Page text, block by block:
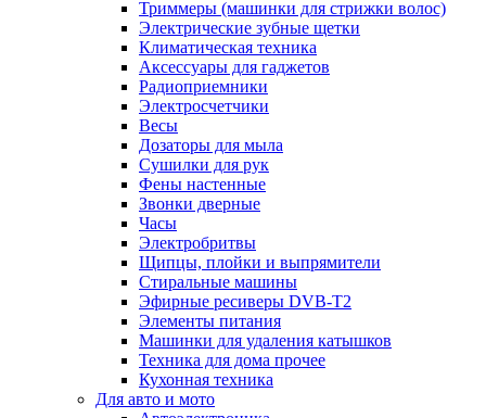
Триммеры (машинки для стрижки волос)
Электрические зубные щетки
Климатическая техника
Аксессуары для гаджетов
Радиоприемники
Электросчетчики
Весы
Дозаторы для мыла
Сушилки для рук
Фены настенные
Звонки дверные
Часы
Электробритвы
Щипцы, плойки и выпрямители
Стиральные машины
Эфирные ресиверы DVB-T2
Элементы питания
Машинки для удаления катышков
Техника для дома прочее
Кухонная техника
Для авто и мото